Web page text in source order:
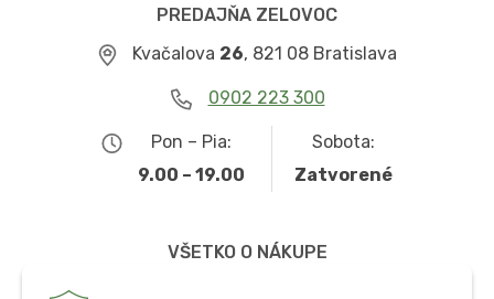
PREDAJŇA ZELOVOC
Kvačalova 26, 821 08 Bratislava
0902 223 300
Pon – Pia:
9.00 – 19.00
Sobota:
Zatvorené
VŠETKO O NÁKUPE